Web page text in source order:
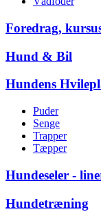
Foredrag,
Hund & Bil
Hundens
Puder
Senge
Trapper
Tæpper
Hundeseler -
Hundetræning